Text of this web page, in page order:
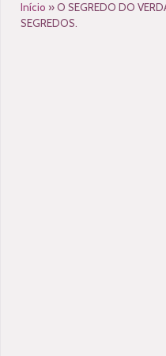
Início »O SEGREDO DO
SEGREDOS.